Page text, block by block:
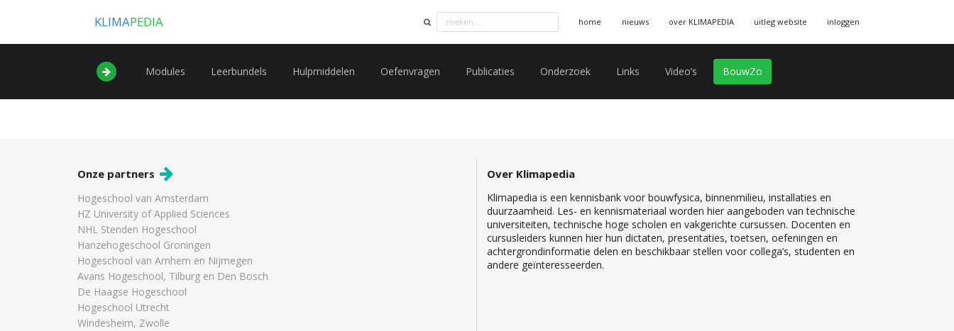
KLIMAPEDIA home nieuws over KLIMAPEDIA uitleg website inloggen
Modules Leerbundels Hulpmiddelen Oefenvragen Publicaties Onderzoek Links Video’s BouwZo
Onze partners
Hogeschool van Amsterdam
HZ University of Applied Sciences
NHL Stenden Hogeschool
Hanzehogeschool Groningen
Hogeschool van Arnhem en Nijmegen
Avans Hogeschool, Tilburg en Den Bosch
De Haagse Hogeschool
Hogeschool Utrecht
Windesheim, Zwolle
Over Klimapedia
Klimapedia is een kennisbank voor bouwfysica, binnenmilieu, installaties en
duurzaamheid. Les- en kennismateriaal worden hier aangeboden van technische
universiteiten, technische hoge scholen en vakgerichte cursussen. Docenten en
cursusleiders kunnen hier hun dictaten, presentaties, toetsen, oefeningen en
achtergrondinformatie delen en beschikbaar stellen voor collega’s, studenten en
andere geïnteresseerden.